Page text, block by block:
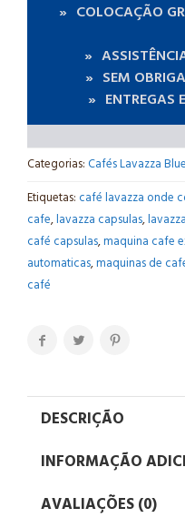
COLOCAÇÃO
SEM
ENTREGAS
Categorias:Cafés Lavazza Blue
Etiquetas: café lavazza onde
cafe,lavazza capsulas,
café capsulas,maquina cafe
automaticas,maquinas de
café
DESCRIÇÃO
INFORMAÇÃO
AVALIAÇÕES (0)